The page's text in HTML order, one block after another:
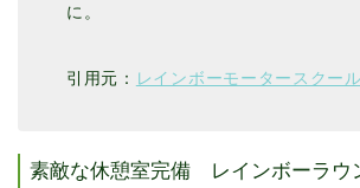
に。
引用元： レインボーモータースクー
素敵な休憩室完備 レインボーラウ